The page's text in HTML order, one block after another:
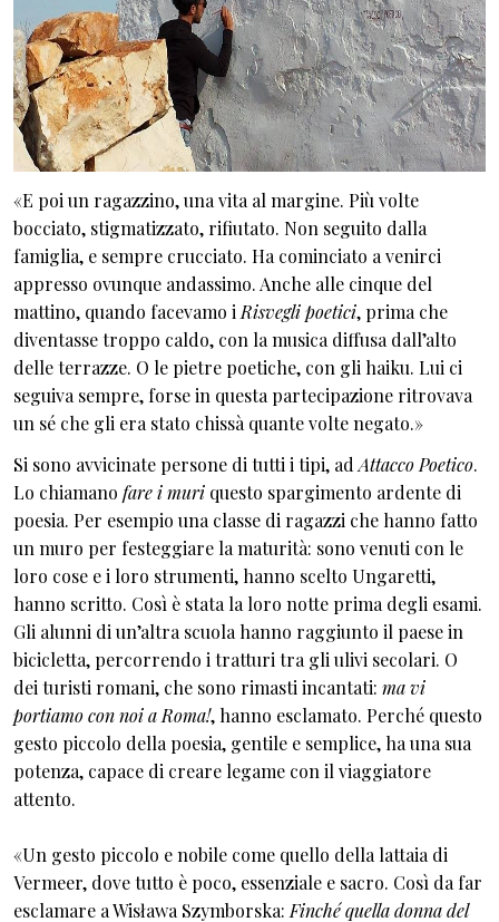
«E poi un ragazzino, una vita al margine. Più volte
bocciato, stigmatizzato, rifiutato. Non seguito dalla
famiglia, e sempre crucciato. Ha cominciato a venirci
appresso ovunque andassimo. Anche alle cinque del
mattino, quando facevamo i Risvegli poetici, prima che
diventasse troppo caldo, con la musica diffusa dall’alto
delle terrazze. O le pietre poetiche, con gli haiku. Lui ci
seguiva sempre, forse in questa partecipazione ritrovava
un sé che gli era stato chissà quante volte negato.»
Si sono avvicinate persone di tutti i tipi, ad Attacco Poetico.
Lo chiamano fare i muri questo spargimento ardente di
poesia. Per esempio una classe di ragazzi che hanno fatto
un muro per festeggiare la maturità: sono venuti con le
loro cose e i loro strumenti, hanno scelto Ungaretti,
hanno scritto. Così è stata la loro notte prima degli esami.
Gli alunni di un’altra scuola hanno raggiunto il paese in
bicicletta, percorrendo i tratturi tra gli ulivi secolari. O
dei turisti romani, che sono rimasti incantati: ma vi
portiamo con noi a Roma!, hanno esclamato. Perché questo
gesto piccolo della poesia, gentile e semplice, ha una sua
potenza, capace di creare legame con il viaggiatore
attento.
«Un gesto piccolo e nobile come quello della lattaia di
Vermeer, dove tutto è poco, essenziale e sacro. Così da far
esclamare a Wisława Szymborska: Finché quella donna del